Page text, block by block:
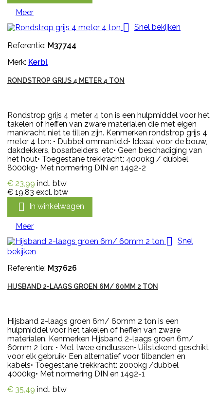
Meer
 Snel bekijken
Referentie: M37744
Merk: Kerbl
RONDSTROP GRIJS 4 METER 4 TON
Rondstrop grijs 4 meter 4 ton is een hulpmiddel voor het
takelen of heffen van zware materialen die met eigen
mankracht niet te tillen zijn. Kenmerken rondstrop grijs 4
meter 4 ton: • Dubbel ommanteld• Ideaal voor de bouw,
dakdekkers, bosarbeiders, etc• Geen beschadiging van
het hout• Toegestane trekkracht: 4000kg / dubbel
8000kg• Met normering DIN en 1492-2
€ 23,99 incl. btw
€ 19,83 excl. btw
 In winkelwagen
Meer
 Snel
bekijken
Referentie: M37626
HIJSBAND 2-LAAGS GROEN 6M/ 60MM 2 TON
Hijsband 2-laags groen 6m/ 60mm 2 ton is een
hulpmiddel voor het takelen of heffen van zware
materialen. Kenmerken Hijsband 2-laags groen 6m/
60mm 2 ton: • Met twee eindlussen• Uitstekend geschikt
voor elk gebruik• Een alternatief voor tilbanden en
kabels• Toegestane trekkracht: 2000kg /dubbel
4000kg• Met normering DIN en 1492-1
€ 35,49 incl. btw